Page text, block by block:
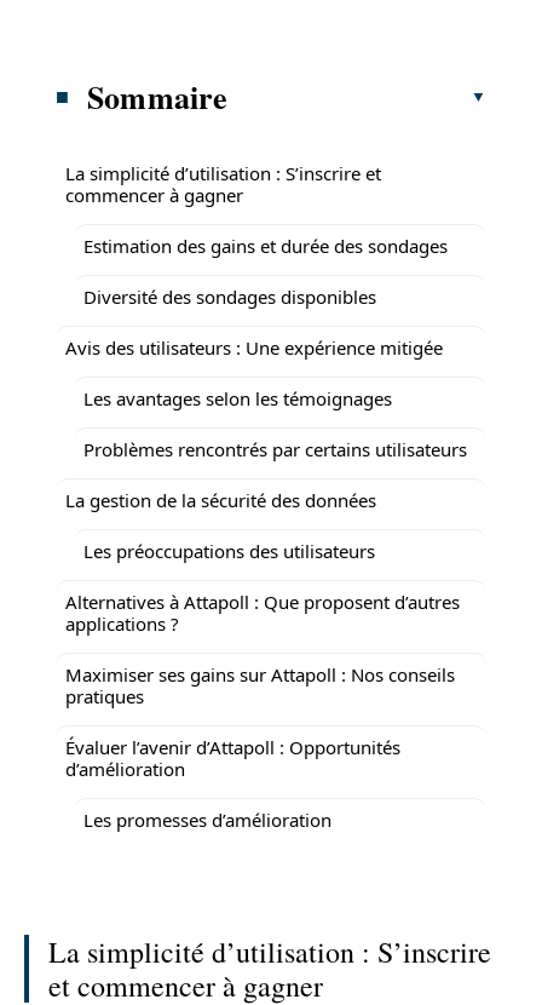
Sommaire
La simplicité d’utilisation : S’inscrire et
commencer à gagner
Estimation des gains et durée des sondages
Diversité des sondages disponibles
Avis des utilisateurs : Une expérience mitigée
Les avantages selon les témoignages
Problèmes rencontrés par certains utilisateurs
La gestion de la sécurité des données
Les préoccupations des utilisateurs
Alternatives à Attapoll : Que proposent d’autres
applications ?
Maximiser ses gains sur Attapoll : Nos conseils
pratiques
Évaluer l’avenir d’Attapoll : Opportunités
d’amélioration
Les promesses d’amélioration
La simplicité d’utilisation : S’inscrire
et commencer à gagner